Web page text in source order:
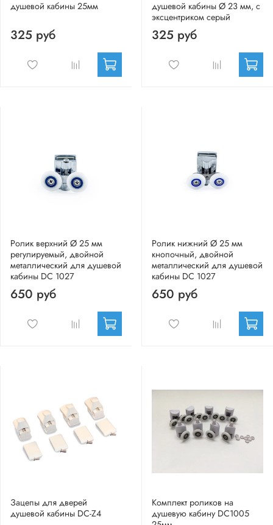
душевой кабины 25мм
325 руб
душевой кабины Ø 23 мм, с
эксцентриком серый
325 руб
Ролик верхний Ø 25 мм
регулируемый, двойной
металлический для душевой
кабины DC 1027
650 руб
Ролик нижний Ø 25 мм
кнопочный, двойной
металлический для душевой
кабины DC 1027
650 руб
Зацепы для дверей
душевой кабины DC-Z4
Комплект роликов на
душевую кабину DC1005